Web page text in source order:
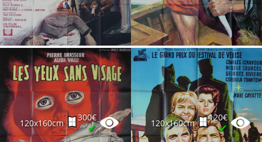
120x160cm
300€
✔ 120x160cm
120€
✔